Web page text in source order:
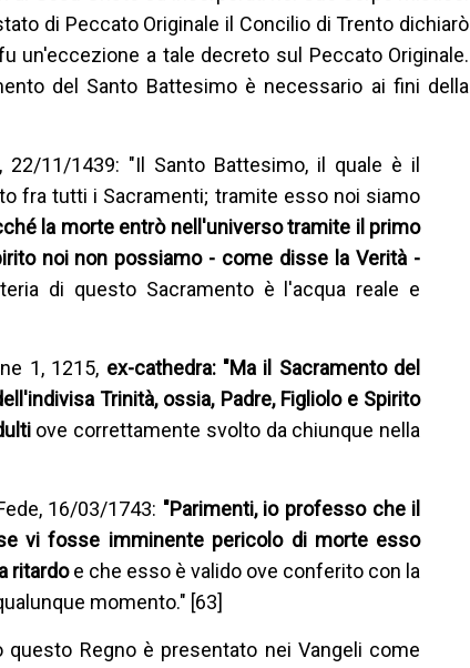
di Peccato Originale il Concilio di Trento dichiarò
un'eccezione a tale decreto sul Peccato Originale.
del Santo Battesimo è necessario ai fini della
22/11/1439: "Il Santo Battesimo, il quale è il
fra tutti i Sacramenti; tramite esso noi siamo
la morte entrò nell'universo tramite il primo
noi non possiamo - come disse la Verità -
di questo Sacramento è l'acqua reale e
1, 1215, ex-cathedra: "Ma il Sacramento del
Trinità, ossia, Padre, Figliolo e Spirito
ove correttamente svolto da chiunque nella
16/03/1743: "Parimenti, io professo che il
vi fosse imminente pericolo di morte esso
ritardoe che esso è valido ove conferito con la
momento." [63]
questo Regno è presentato nei Vangeli come